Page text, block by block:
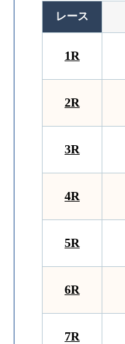
レース
1R
2R
3R
4R
5R
6R
7R